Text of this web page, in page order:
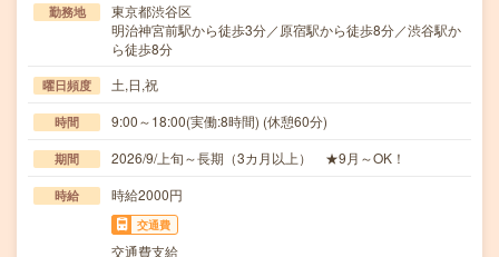
勤務地
東京都渋谷区
明治神宮前駅から徒歩3分／原宿駅から徒歩8分／渋谷駅か
ら徒歩8分
曜日頻度 土,日,祝
時間 9:00～18:00(実働:8時間) (休憩60分)
期間 2026/9/上旬～長期（3カ月以上） ★9月～OK！
時給 時給2000円
交通費
交通費支給